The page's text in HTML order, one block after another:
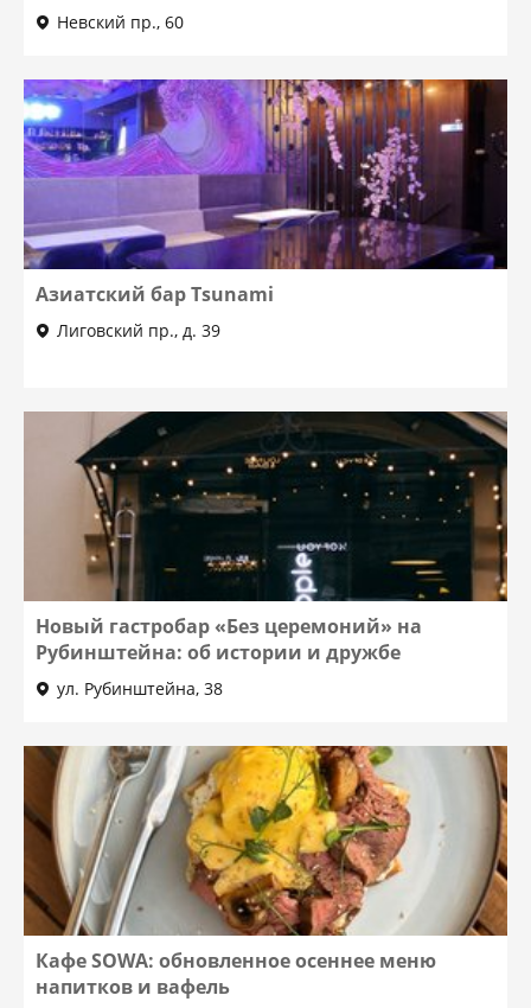
Невский пр., 60
Азиатский бар Tsunami
Лиговский пр., д. 39
Новый гастробар «Без церемоний» на
Рубинштейна: об истории и дружбе
ул. Рубинштейна, 38
Кафе SOWA: обновленное осеннее меню
напитков и вафель